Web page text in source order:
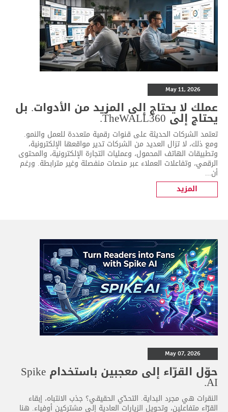
May 11, 2026
عملك لا يحتاج إلى المزيد من الأدوات. بل
يحتاج إلى TheWALL360.
تعتمد الشركات الحديثة على قنوات رقمية متعددة للعمل والنمو.
ومع ذلك، لا تزال العديد من الشركات تدير مواقعها الإلكترونية،
وتطبيقات الهاتف المحمول، وعمليات التجارة الإلكترونية، والمحتوى
الرقمي، وتفاعلات العملاء عبر منصات منفصلة وغير مترابطة. ورغم
أن...
المزيد
May 07, 2026
حوّل القرّاء إلى معجبين باستخدام Spike
AI.
النقرات هي مجرد البداية. التحدّي الحقيقي؟ جذب الانتباه، إبقاء
القرّاء متفاعلين، وتحويل الزيارات العادية إلى مشتركين أوفياء. هنا